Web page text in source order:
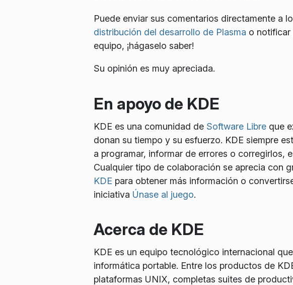
Puede enviar sus comentarios directamente a
distribución del desarrollo de Plasma o notificar
equipo, ¡hágaselo saber!
Su opinión es muy apreciada.
En apoyo de KDE
KDE es una comunidad de Software Libreque
donan su tiempo y su esfuerzo. KDE siempre
a programar, informar de errores o corregirlos,
Cualquier tipo de colaboración se aprecia con
KDE para obtener más información o
iniciativa Únase al juego.
Acerca de KDE
KDE es un equipo tecnológico internacional
informática portable. Entre los productos de
plataformas UNIX, completas suites de